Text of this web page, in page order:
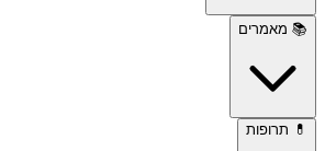
📚 מאמרים
💊 תרופות